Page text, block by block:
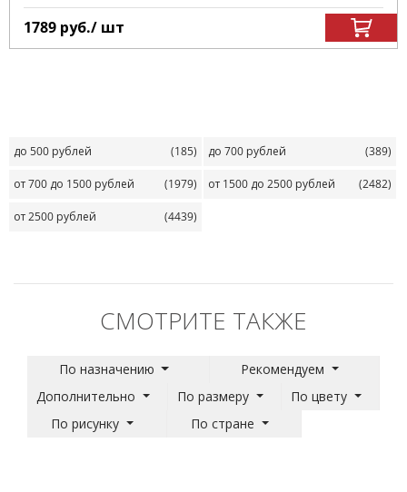
1789 руб./ шт
до 500 рублей (185) до 700 рублей (389)
от 700 до 1500 рублей (1979) от 1500 до 2500 рублей (2482)
от 2500 рублей (4439)
СМОТРИТЕ ТАКЖЕ
По назначению
Рекомендуем
Дополнительно
По размеру
По цвету
По рисунку
По стране